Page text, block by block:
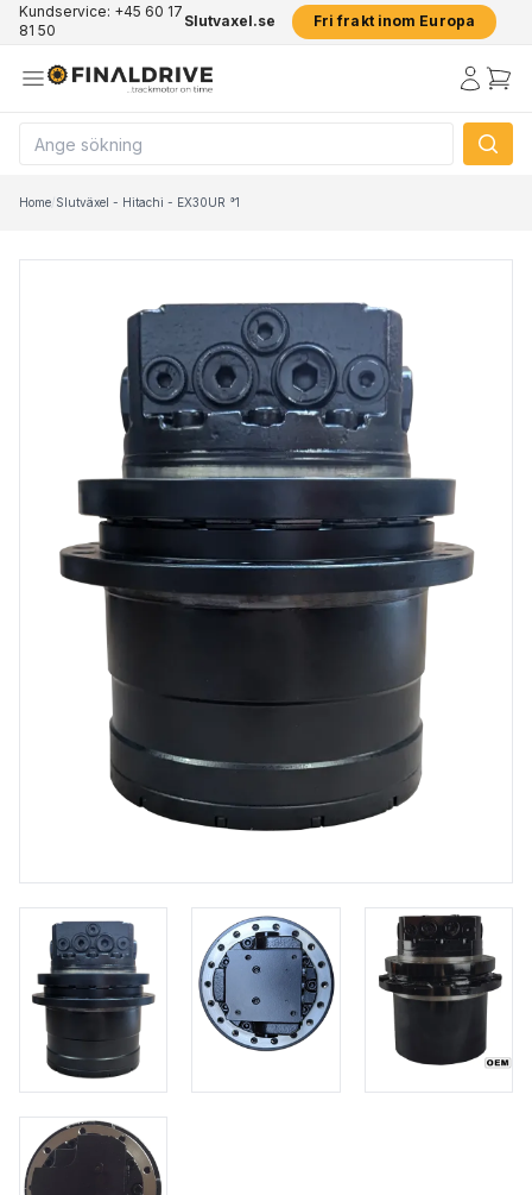
Kundservice: +45 60 17
81 50
Slutvaxel.se Fri frakt inom Europa
Home/Slutväxel - Hitachi - EX30UR °1